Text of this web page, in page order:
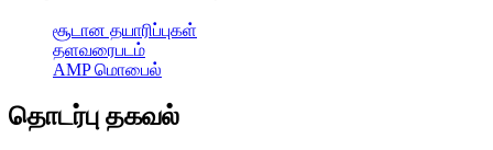
சூடான தயாரிப்புகள்
தளவரைபடம்
AMP மொபைல்
தொடர்பு தகவல்